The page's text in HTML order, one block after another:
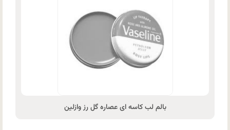
بالم لب کاسه ای عصاره گل رز وازلین